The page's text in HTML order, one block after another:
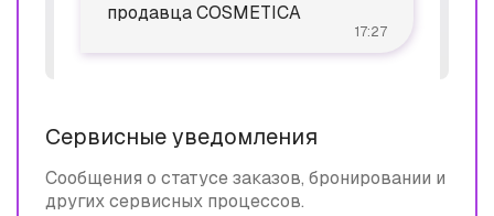
продавца COSMETICA
17:27
Сервисные уведомления
Сообщения о статусе заказов, бронировании и
других сервисных процессов.